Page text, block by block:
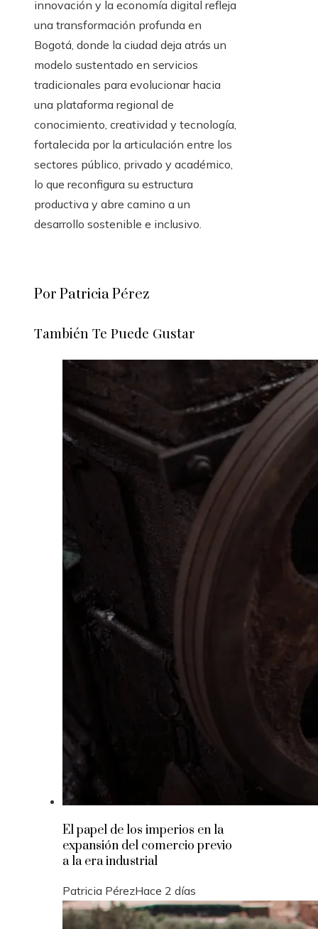
innovación y la economía digital refleja
una transformación profunda en
Bogotá, donde la ciudad deja atrás un
modelo sustentado en servicios
tradicionales para evolucionar hacia
una plataforma regional de
conocimiento, creatividad y tecnología,
fortalecida por la articulación entre los
sectores público, privado y académico,
lo que reconfigura su estructura
productiva y abre camino a un
desarrollo sostenible e inclusivo.
Por Patricia Pérez
También Te Puede Gustar
El papel de los imperios en la
expansión del comercio previo
a la era industrial
Patricia PérezHace 2 días